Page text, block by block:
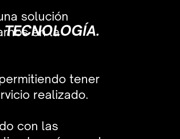
solución
en la
tener
realizado.
con las
TECNOLOGÍA.